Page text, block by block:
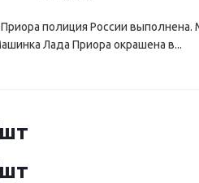
полиция России выполнена.
Лада Приора окрашена в...